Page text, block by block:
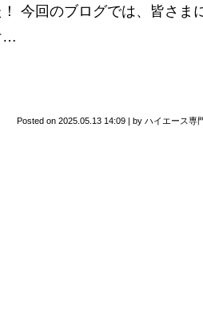
今回のブログでは、皆さま
…
Posted on 2025.05.13 14:09 | by ハイエース専